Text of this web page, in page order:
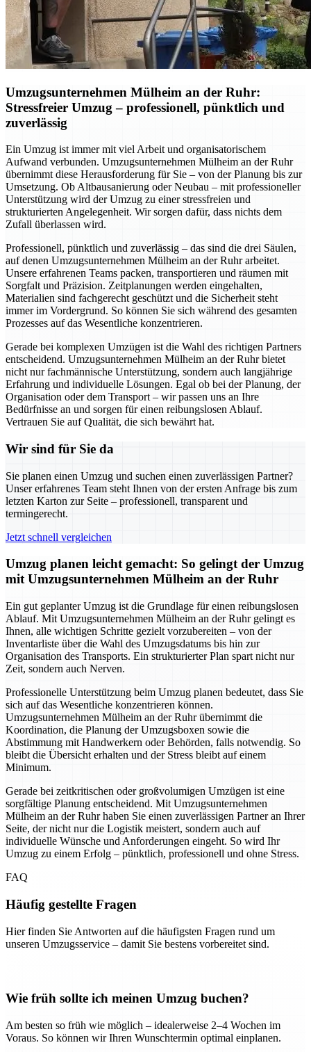
Umzugsunternehmen Mülheim an der Ruhr:
Stressfreier Umzug – professionell, pünktlich und
zuverlässig
Ein Umzug ist immer mit viel Arbeit und organisatorischem
Aufwand verbunden. Umzugsunternehmen Mülheim an der Ruhr
übernimmt diese Herausforderung für Sie – von der Planung bis zur
Umsetzung. Ob Altbausanierung oder Neubau – mit professioneller
Unterstützung wird der Umzug zu einer stressfreien und
strukturierten Angelegenheit. Wir sorgen dafür, dass nichts dem
Zufall überlassen wird.
Professionell, pünktlich und zuverlässig – das sind die drei Säulen,
auf denen Umzugsunternehmen Mülheim an der Ruhr arbeitet.
Unsere erfahrenen Teams packen, transportieren und räumen mit
Sorgfalt und Präzision. Zeitplanungen werden eingehalten,
Materialien sind fachgerecht geschützt und die Sicherheit steht
immer im Vordergrund. So können Sie sich während des gesamten
Prozesses auf das Wesentliche konzentrieren.
Gerade bei komplexen Umzügen ist die Wahl des richtigen Partners
entscheidend. Umzugsunternehmen Mülheim an der Ruhr bietet
nicht nur fachmännische Unterstützung, sondern auch langjährige
Erfahrung und individuelle Lösungen. Egal ob bei der Planung, der
Organisation oder dem Transport – wir passen uns an Ihre
Bedürfnisse an und sorgen für einen reibungslosen Ablauf.
Vertrauen Sie auf Qualität, die sich bewährt hat.
Wir sind für Sie da
Sie planen einen Umzug und suchen einen zuverlässigen Partner?
Unser erfahrenes Team steht Ihnen von der ersten Anfrage bis zum
letzten Karton zur Seite – professionell, transparent und
termingerecht.
Jetzt schnell vergleichen
Umzug planen leicht gemacht: So gelingt der Umzug
mit Umzugsunternehmen Mülheim an der Ruhr
Ein gut geplanter Umzug ist die Grundlage für einen reibungslosen
Ablauf. Mit Umzugsunternehmen Mülheim an der Ruhr gelingt es
Ihnen, alle wichtigen Schritte gezielt vorzubereiten – von der
Inventarliste über die Wahl des Umzugsdatums bis hin zur
Organisation des Transports. Ein strukturierter Plan spart nicht nur
Zeit, sondern auch Nerven.
Professionelle Unterstützung beim Umzug planen bedeutet, dass Sie
sich auf das Wesentliche konzentrieren können.
Umzugsunternehmen Mülheim an der Ruhr übernimmt die
Koordination, die Planung der Umzugsboxen sowie die
Abstimmung mit Handwerkern oder Behörden, falls notwendig. So
bleibt die Übersicht erhalten und der Stress bleibt auf einem
Minimum.
Gerade bei zeitkritischen oder großvolumigen Umzügen ist eine
sorgfältige Planung entscheidend. Mit Umzugsunternehmen
Mülheim an der Ruhr haben Sie einen zuverlässigen Partner an Ihrer
Seite, der nicht nur die Logistik meistert, sondern auch auf
individuelle Wünsche und Anforderungen eingeht. So wird Ihr
Umzug zu einem Erfolg – pünktlich, professionell und ohne Stress.
FAQ
Häufig gestellte Fragen
Hier finden Sie Antworten auf die häufigsten Fragen rund um
unseren Umzugsservice – damit Sie bestens vorbereitet sind.
Wie früh sollte ich meinen Umzug buchen?
Am besten so früh wie möglich – idealerweise 2–4 Wochen im
Voraus. So können wir Ihren Wunschtermin optimal einplanen.